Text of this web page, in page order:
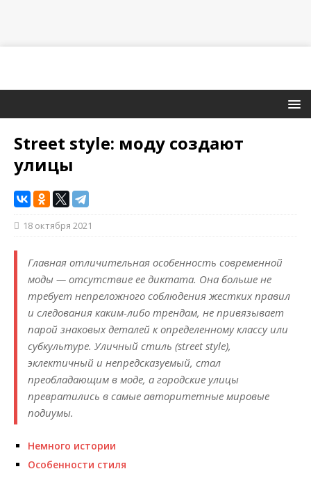
Street style: моду создают
улицы
18 октября 2021
Главная отличительная особенность со­вре­менной
моды — отсутствие ее диктата. Она больше не
требует непреложного соблюдения жестких правил
и следования каким-либо трендам, не привязывает
парой знаковых деталей к определенному классу или
субкультуре. Уличный стиль (street style),
эклектичный и непредсказуемый, стал
преобладающим в моде, а городские улицы
превратились в самые авторитетные мировые
подиумы.
Немного истории
Особенности стиля